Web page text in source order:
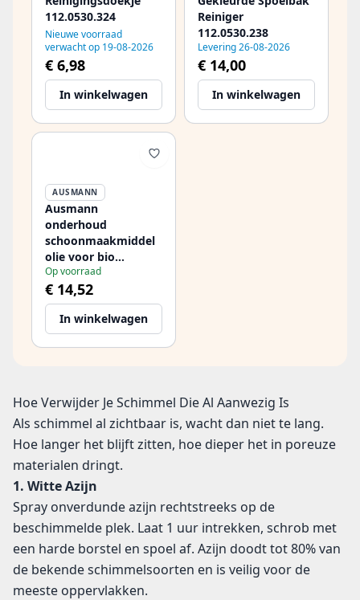
112.0530.324
Nieuwe voorraad
verwacht op 19-08-2026
€ 6,98
In winkelwagen
Reiniger
112.0530.238
Levering 26-08-2026
€ 14,00
In winkelwagen
AUSMANN
Ausmann
onderhoud
schoonmaakmiddel
olie voor bio
composiet resin
fiber spoelbak
1208966925
Op voorraad
€ 14,52
In winkelwagen
Hoe Verwijder Je Schimmel Die Al Aanwezig Is
Als schimmel al zichtbaar is, wacht dan niet te lang.
Hoe langer het blijft zitten, hoe dieper het in poreuze
materialen dringt.
1. Witte Azijn
Spray onverdunde azijn rechtstreeks op de
beschimmelde plek. Laat 1 uur intrekken, schrob met
een harde borstel en spoel af. Azijn doodt tot 80% van
de bekende schimmelsoorten en is veilig voor de
meeste oppervlakken.